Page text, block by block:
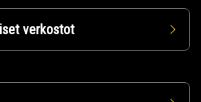
verkostot